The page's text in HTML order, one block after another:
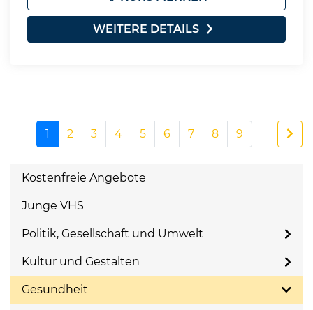
WEITERE DETAILS
1 2 3 4 5 6 7 8 9
Kostenfreie Angebote
Junge VHS
Politik, Gesellschaft und Umwelt
Kultur und Gestalten
Gesundheit